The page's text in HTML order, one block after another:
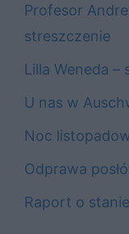
Profesor
streszczenie
Lilla Weneda –
U nas w
Noc
Odprawa
Raport o